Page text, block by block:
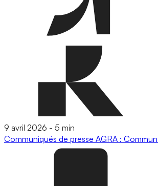
9 avril 2026 - 5 min
Communiqués de presse AGRA :